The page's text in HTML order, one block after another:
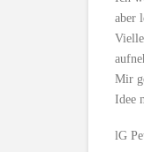
aber
Mir
Idee
lG